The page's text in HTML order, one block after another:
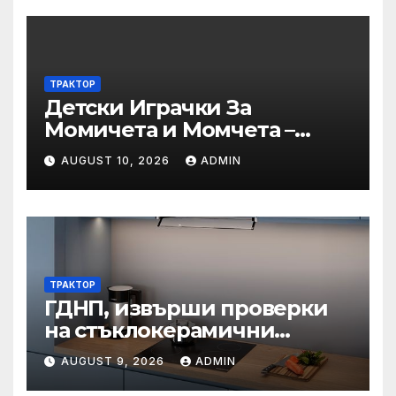
професионално
– пресечни точки и
решения“
ТРАКТОР
Детски Играчки За
Момичета и Момчета –
Купи
AUGUST 10, 2026 ADMIN
ТРАКТОР
ГДНП, извърши проверки
на стъклокерамични
вградени котлони в
България
AUGUST 9, 2026 ADMIN